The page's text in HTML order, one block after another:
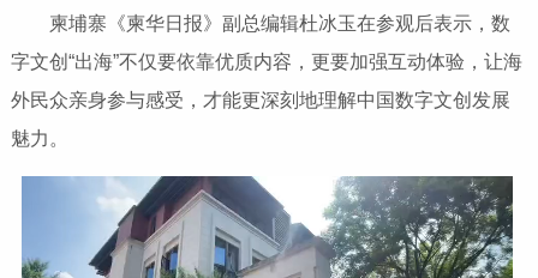
柬埔寨《柬华日报》副总编辑杜冰玉在参观后表示，数
字文创“出海”不仅要依靠优质内容，更要加强互动体验，让海
外民众亲身参与感受，才能更深刻地理解中国数字文创发展
魅力。